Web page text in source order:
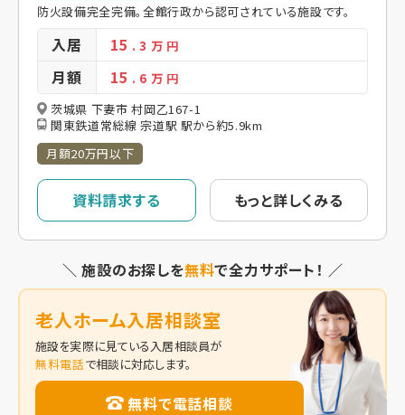
防火設備完全完備。全館行政から認可されている施設です。
入居 15 . 3 万 円
月額 15 . 6 万 円
茨城県 下妻市 村岡乙167-1
関東鉄道常総線 宗道駅 駅から約5.9km
月額20万円以下
資料請求する もっと詳しくみる
＼ 施設のお探しを無料で全力サポート！ ／
老人ホーム入居相談室
施設を実際に見ている入居相談員が
無料電話で相談に対応します。
無料で電話相談